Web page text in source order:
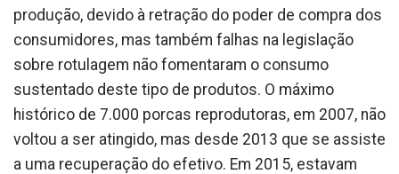
produção, devido à retração do poder de compra dos
consumidores, mas também falhas na legislação
sobre rotulagem não fomentaram o consumo
sustentado deste tipo de produtos. O máximo
histórico de 7.000 porcas reprodutoras, em 2007, não
voltou a ser atingido, mas desde 2013 que se assiste
a uma recuperação do efetivo. Em 2015, estavam